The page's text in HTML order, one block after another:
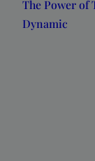
The Power of
Dynamic